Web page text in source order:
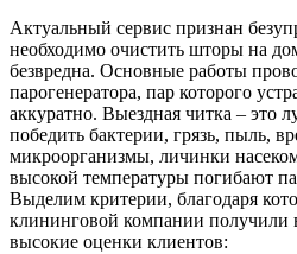
Актуальный сервис признан
необходимо очистить шторы на
безвредна. Основные работы
парогенератора, пар которого
аккуратно. Выездная читка – это
победить бактерии, грязь, пыль,
микроорганизмы, личинки
высокой температуры погибают
Выделим критерии, благодаря
клининговой компании получили
высокие оценки клиентов: